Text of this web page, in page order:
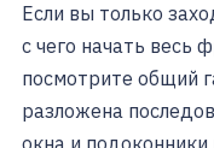
Если вы только
с чего начать весь
посмотрите общий
разложена